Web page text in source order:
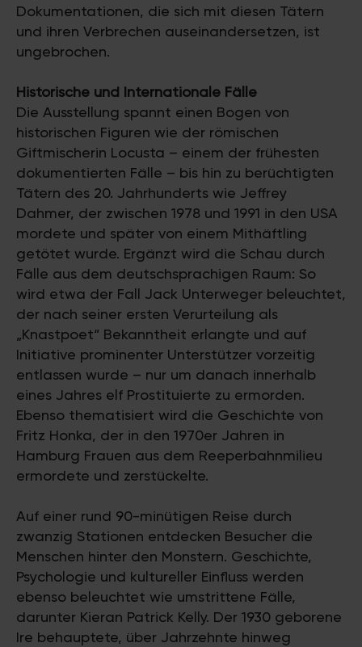
Dokumentationen, die sich mit diesen Tätern
und ihren Verbrechen auseinandersetzen, ist
ungebrochen.
Historische und Internationale Fälle
Die Ausstellung spannt einen Bogen von
historischen Figuren wie der römischen
Giftmischerin Locusta – einem der frühesten
dokumentierten Fälle – bis hin zu berüchtigten
Tätern des 20. Jahrhunderts wie Jeffrey
Dahmer, der zwischen 1978 und 1991 in den USA
mordete und später von einem Mithäftling
getötet wurde. Ergänzt wird die Schau durch
Fälle aus dem deutschsprachigen Raum: So
wird etwa der Fall Jack Unterweger beleuchtet,
der nach seiner ersten Verurteilung als
„Knastpoet“ Bekanntheit erlangte und auf
Initiative prominenter Unterstützer vorzeitig
entlassen wurde – nur um danach innerhalb
eines Jahres elf Prostituierte zu ermorden.
Ebenso thematisiert wird die Geschichte von
Fritz Honka, der in den 1970er Jahren in
Hamburg Frauen aus dem Reeperbahnmilieu
ermordete und zerstückelte.
Auf einer rund 90-minütigen Reise durch
zwanzig Stationen entdecken Besucher die
Menschen hinter den Monstern. Geschichte,
Psychologie und kultureller Einfluss werden
ebenso beleuchtet wie umstrittene Fälle,
darunter Kieran Patrick Kelly. Der 1930 geborene
Ire behauptete, über Jahrzehnte hinweg